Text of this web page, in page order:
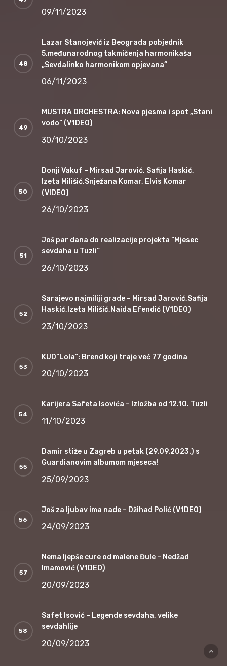
09/11/2023
Lazar Stanojević iz Beograda pobjednik
5.međunarodnog takmičenja harmonikaša
„Sevdalinko harmonikom opjevana“
06/11/2023
MUSTRA ORCHESTRA: Nova pjesma i spot „Stani
vodo“ (V1DEO)
30/10/2023
Donji Vakuf – Mirsad Jarović, Safija Haskić,
Izeta Milišić,Snježana Komar, Elvis Komar
(VIDEO)
26/10/2023
Još par dana do realizacije projekta “Mjesec
sevdaha u Tuzli”
26/10/2023
Sarajevo najmiliji grade – Mirsad Jarović,Safija
Haskić,Izeta Milišić,Naida Efendić (V1DEO)
23/10/2023
KUD“Lola”: Brend koji traje već 77 godina
20/10/2023
Karijera Safeta Isovića – Izložba od 12.10. Tuzli
11/10/2023
Damir stiže u Zagreb u petak (29.09.2023.) s
Guardianovim albumom mjeseca!
25/09/2023
Još za ljubav ima nade – Džihad Polić (V1DEO)
24/09/2023
Nema ljepše cure od malene Đule – Nedžad
Imamović (V1DEO)
20/09/2023
Safet Isović – Legende sevdaha, velike
sevdahlije
20/09/2023